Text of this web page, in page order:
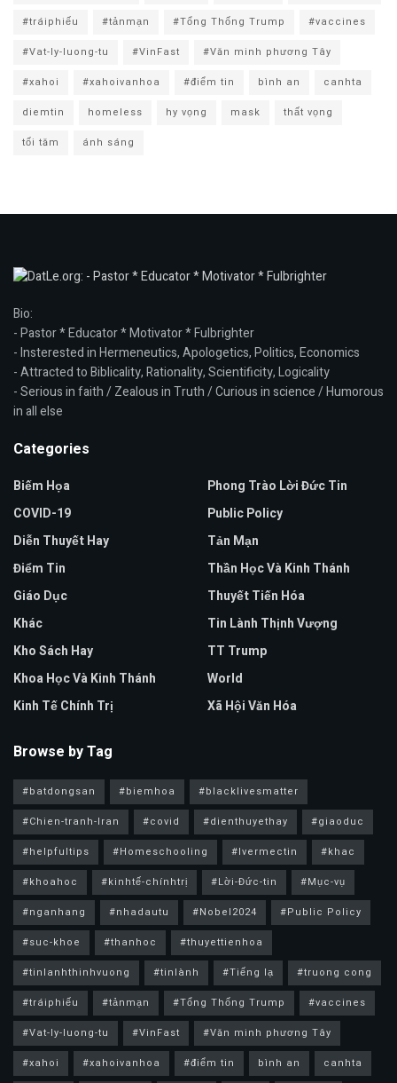
#tráiphiếu
#tảnmạn #Tổng Thống Trump
#vaccines
#Vat-ly-luong-tu
#VinFast
#Văn minh phương Tây
#xahoi
#xahoivanhoa #điểm tin bình an
canhta
diemtin
homeless hy vọng mask
thất vọng
tối tăm
ánh sáng
Bio:
- Pastor * Educator * Motivator * Fulbrighter
- Insterested in Hermeneutics, Apologetics, Politics, Economics
- Attracted to Biblicality, Rationality, Scientificity, Logicality
- Serious in faith / Zealous in Truth / Curious in science / Humorous
in all else
Categories
Biếm Họa
COVID-19
Diễn Thuyết Hay
Điểm Tin
Giáo Dục
Khác
Kho Sách Hay
Khoa Học Và Kinh Thánh
Kinh Tế Chính Trị
Phong Trào Lời Đức Tin
Public Policy
Tản Mạn
Thần Học Và Kinh Thánh
Thuyết Tiến Hóa
Tin Lành Thịnh Vượng
TT Trump
World
Xã Hội Văn Hóa
Browse by Tag
#batdongsan #biemhoa
#blacklivesmatter
#Chien-tranh-Iran
#covid #dienthuyethay
#giaoduc
#helpfultips
#Homeschooling #Ivermectin
#khac
#khoahoc
#kinhtế-chínhtrị #Lời-Đức-tin
#Mục-vụ
#nganhang
#nhadautu #Nobel2024
#Public Policy
#suc-khoe
#thanhoc
#thuyettienhoa
#tinlanhthinhvuong
#tinlành #Tiếng lạ
#truong cong
#tráiphiếu
#tảnmạn #Tổng Thống Trump
#vaccines
#Vat-ly-luong-tu
#VinFast
#Văn minh phương Tây
#xahoi
#xahoivanhoa #điểm tin bình an canhta